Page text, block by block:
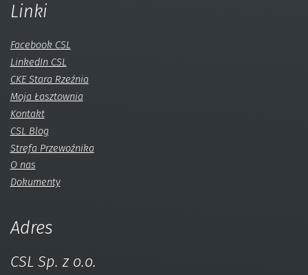
Linki
Facebook CSL
LinkedIn CSL
CKE Stara Rzeźnia
Moja Łasztownia
Kontakt
CSL Blog
Strefa Przewoźnika
O nas
Dokumenty
Adres
CSL Sp. z o.o.